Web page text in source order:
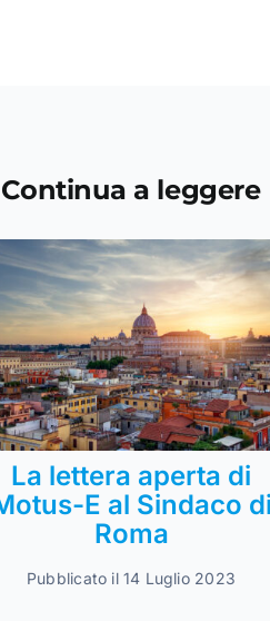
Continua a leggere
La lettera aperta di
E al Sindaco di
Roma
Pubblicato il 14 Luglio 2023